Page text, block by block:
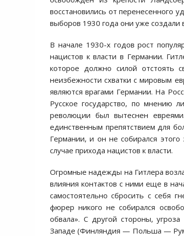
восстановились от перенесенного
выборов 1930 года они уже создали
В начале 1930-х годов рост
нацистов к власти в Германии.
которое должно силой отстоять
неизбежности схватки с мировым
являются врагами Германии. На
Русское государство, по мнению
революции был вытеснен
единственным препятствием для
Германии, и он не собирался
случае прихода нацистов к власти.
Огромные надежды на Гитлера
влияния контактов с ними еще в
самостоятельно сбросить с себя
фюрер никого не собирался
обвала». С другой стороны,
Западе (Финляндия — Польша —